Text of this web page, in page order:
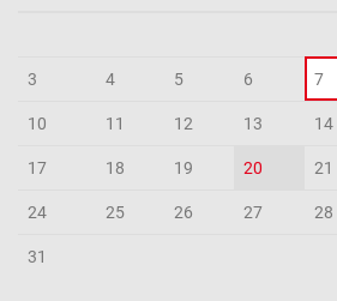
3 4 5 6 7
10 11 12 13 14
17 18 19 20 21
24 25 26 27 28
31